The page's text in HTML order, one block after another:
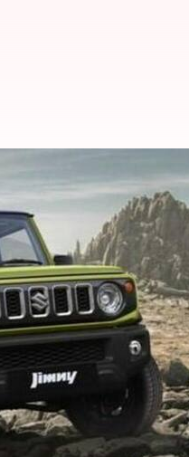
మారుతీ-
సుజుకి Jimnyకు
థార్
ప్రారంభించాయి.